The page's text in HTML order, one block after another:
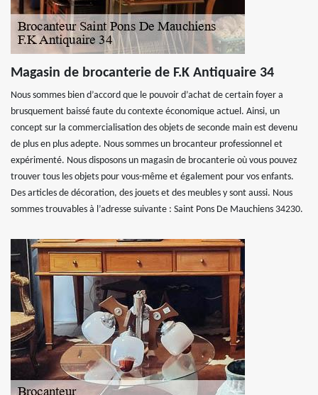
Magasin de brocanterie de F.K Antiquaire 34
Nous sommes bien d’accord que le pouvoir d’achat de certain foyer a
brusquement baissé faute du contexte économique actuel. Ainsi, un
concept sur la commercialisation des objets de seconde main est devenu
de plus en plus adepte. Nous sommes un brocanteur professionnel et
expérimenté. Nous disposons un magasin de brocanterie où vous pouvez
trouver tous les objets pour vous-même et également pour vos enfants.
Des articles de décoration, des jouets et des meubles y sont aussi. Nous
sommes trouvables à l’adresse suivante : Saint Pons De Mauchiens 34230.